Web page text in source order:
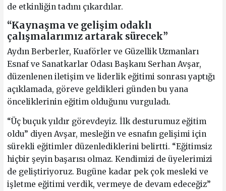
de etkinliğin tadını çıkardılar.
“Kaynaşma ve gelişim odaklı
çalışmalarımız artarak sürecek”
Aydın Berberler, Kuaförler ve Güzellik Uzmanları
Esnaf ve Sanatkarlar Odası Başkanı Serhan Avşar,
düzenlenen iletişim ve liderlik eğitimi sonrası yaptığı
açıklamada, göreve geldikleri günden bu yana
önceliklerinin eğitim olduğunu vurguladı.
“Üç buçuk yıldır görevdeyiz. İlk desturumuz eğitim
oldu” diyen Avşar, mesleğin ve esnafın gelişimi için
sürekli eğitimler düzenlediklerini belirtti. “Eğitimsiz
hiçbir şeyin başarısı olmaz. Kendimizi de üyelerimizi
de geliştiriyoruz. Bugüne kadar pek çok mesleki ve
işletme eğitimi verdik, vermeye de devam edeceğiz”